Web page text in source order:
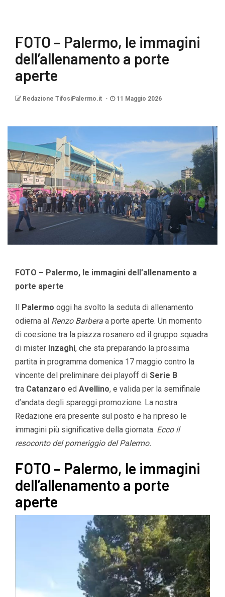
FOTO – Palermo, le immagini
dell’allenamento a porte
aperte
Redazione TifosiPalermo.it 11 Maggio 2026
FOTO – Palermo, le immagini dell’allenamento a
porte aperte
Il Palermo oggi ha svolto la seduta di allenamento
odierna al Renzo Barbera a porte aperte. Un momento
di coesione tra la piazza rosanero ed il gruppo squadra
di mister Inzaghi, che sta preparando la prossima
partita in programma domenica 17 maggio contro la
vincente del preliminare dei playoff di Serie B
tra Catanzaro ed Avellino, e valida per la semifinale
d’andata degli spareggi promozione. La nostra
Redazione era presente sul posto e ha ripreso le
immagini più significative della giornata. Ecco il
resoconto del pomeriggio del Palermo.
FOTO – Palermo, le immagini
dell’allenamento a porte
aperte